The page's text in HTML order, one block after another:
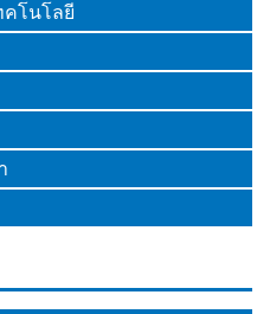
คโนโลยี